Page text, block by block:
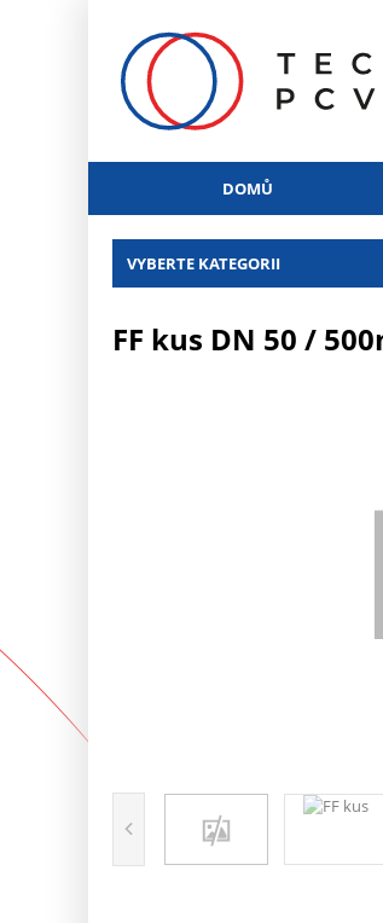
DOMŮ
VYBERTE KATEGORII
FF kus DN 50 /